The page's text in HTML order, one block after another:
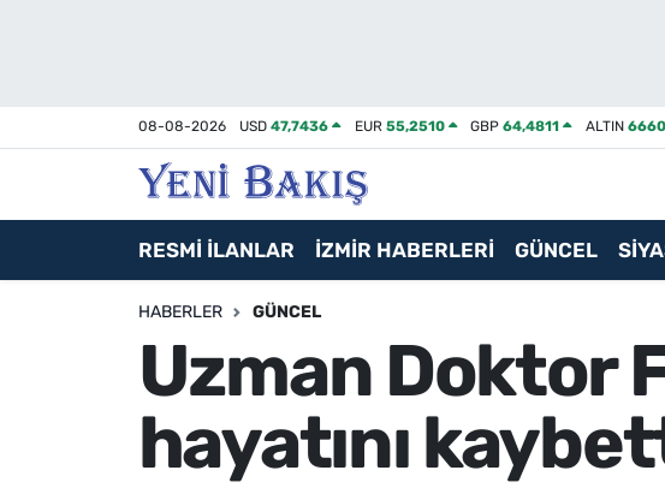
08-08-2026 USD47,7436 EUR 55,2510 GBP64,4811 ALTIN
RESMİ İLANLAR İZMİR HABERLERİ GÜNCEL
HABERLER GÜNCEL
Uzman Doktor
hayatını
Asayiş / Polis-Adliye
Magazin
İletişim